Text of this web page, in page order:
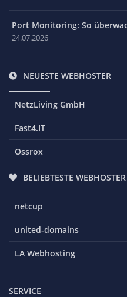
Port Monitoring: So
24.07.2026
NEUESTE WEBHOSTER
NetzLiving GmbH
Fast4.IT
Ossrox
BELIEBTESTE WEBHOSTER
netcup
united-domains
LA Webhosting
SERVICE